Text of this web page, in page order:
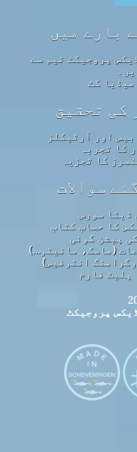
بارے میں
پروجیکٹ ٹیم سے
کٹ
کی تحقیق
اور آرٹیکلز
کا تجربہ
کا تجزیہ
سوالات
ڈیٹا سورس
کا حساب کتاب
پیشن گوئی
(ماسک، مانیٹر…)
پلیٹ فارم
پروجیکٹ